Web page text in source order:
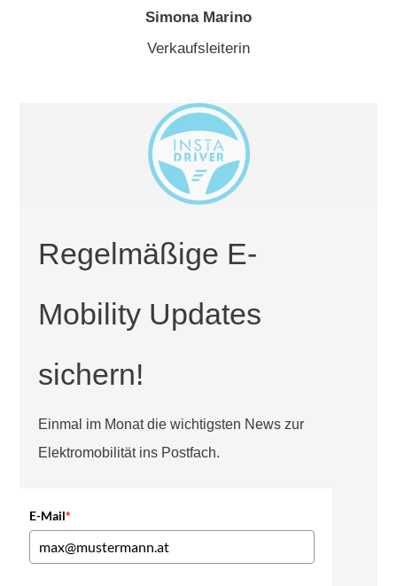
Simona Marino
Verkaufsleiterin
Regelmäßige E-
Mobility Updates
sichern!
Einmal im Monat die wichtigsten News zur
Elektromobilität ins Postfach.
E-Mail*